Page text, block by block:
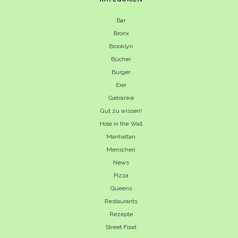
Bar
Bronx
Brooklyn
Bücher
Burger
Eier
Getränke
Gut zu wissen!
Hole in the Wall
Manhattan
Menschen
News
Pizza
Queens
Restaurants
Rezepte
Street Food